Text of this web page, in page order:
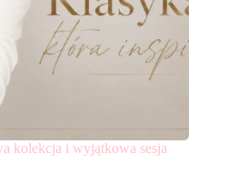
kolekcja i wyjątkowa sesja